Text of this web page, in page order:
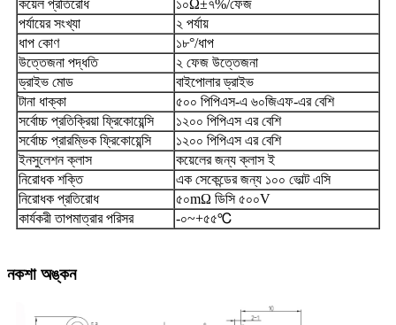
কয়েল প্রতিরোধ
১০Ω±৭%/ফেজ
পর্যায়ের সংখ্যা
২ পর্যায়
ধাপ কোণ
১৮°/ধাপ
উত্তেজনা পদ্ধতি
২ ফেজ উত্তেজনা
ড্রাইভ মোড
বাইপোলার ড্রাইভ
টানা ধাক্কা
৫০০ পিপিএস-এ ৬০জিএফ-এর বেশি
সর্বোচ্চ প্রতিক্রিয়া ফ্রিকোয়েন্সি
১২০০ পিপিএস এর বেশি
সর্বোচ্চ প্রারম্ভিক ফ্রিকোয়েন্সি
১২০০ পিপিএস এর বেশি
ইনসুলেশন ক্লাস
কয়েলের জন্য ক্লাস ই
নিরোধক শক্তি
এক সেকেন্ডের জন্য ১০০ ভোল্ট এসি
নিরোধক প্রতিরোধ
৫০mΩ ডিসি ৫০০V
কার্যকরী তাপমাত্রার পরিসর
-০~+৫৫℃
নকশা অঙ্কন